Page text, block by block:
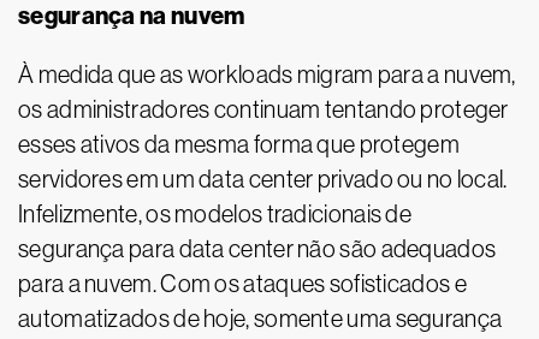
segurança na nuvem
À medida que as workloads migram para a nuvem,
os administradores continuam tentando proteger
esses ativos da mesma forma que protegem
servidores em um data center privado ou no local.
Infelizmente, os modelos tradicionais de
segurança para data center não são adequados
para a nuvem. Com os ataques sofisticados e
automatizados de hoje, somente uma segurança